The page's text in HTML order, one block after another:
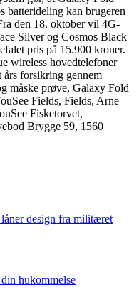
batterideling kan brugeren
den 18. oktober vil 4G-
Silver og Cosmos Black
pris på 15.900 kroner.
wireless hovedtelefoner
forsikring gennem
måske prøve, Galaxy Fold
Fields, Fields, Arne
Fisketorvet,
Brygge 59, 1560
design fra militæret
hukommelse